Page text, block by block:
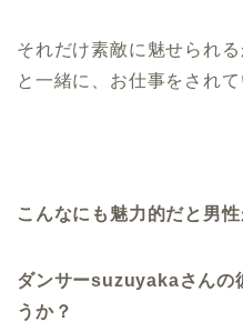
それだけ素敵に魅せられ
と一緒に、お仕事をされ
こんなにも魅力的だと男
ダンサーsuzuyakaさんの
うか？